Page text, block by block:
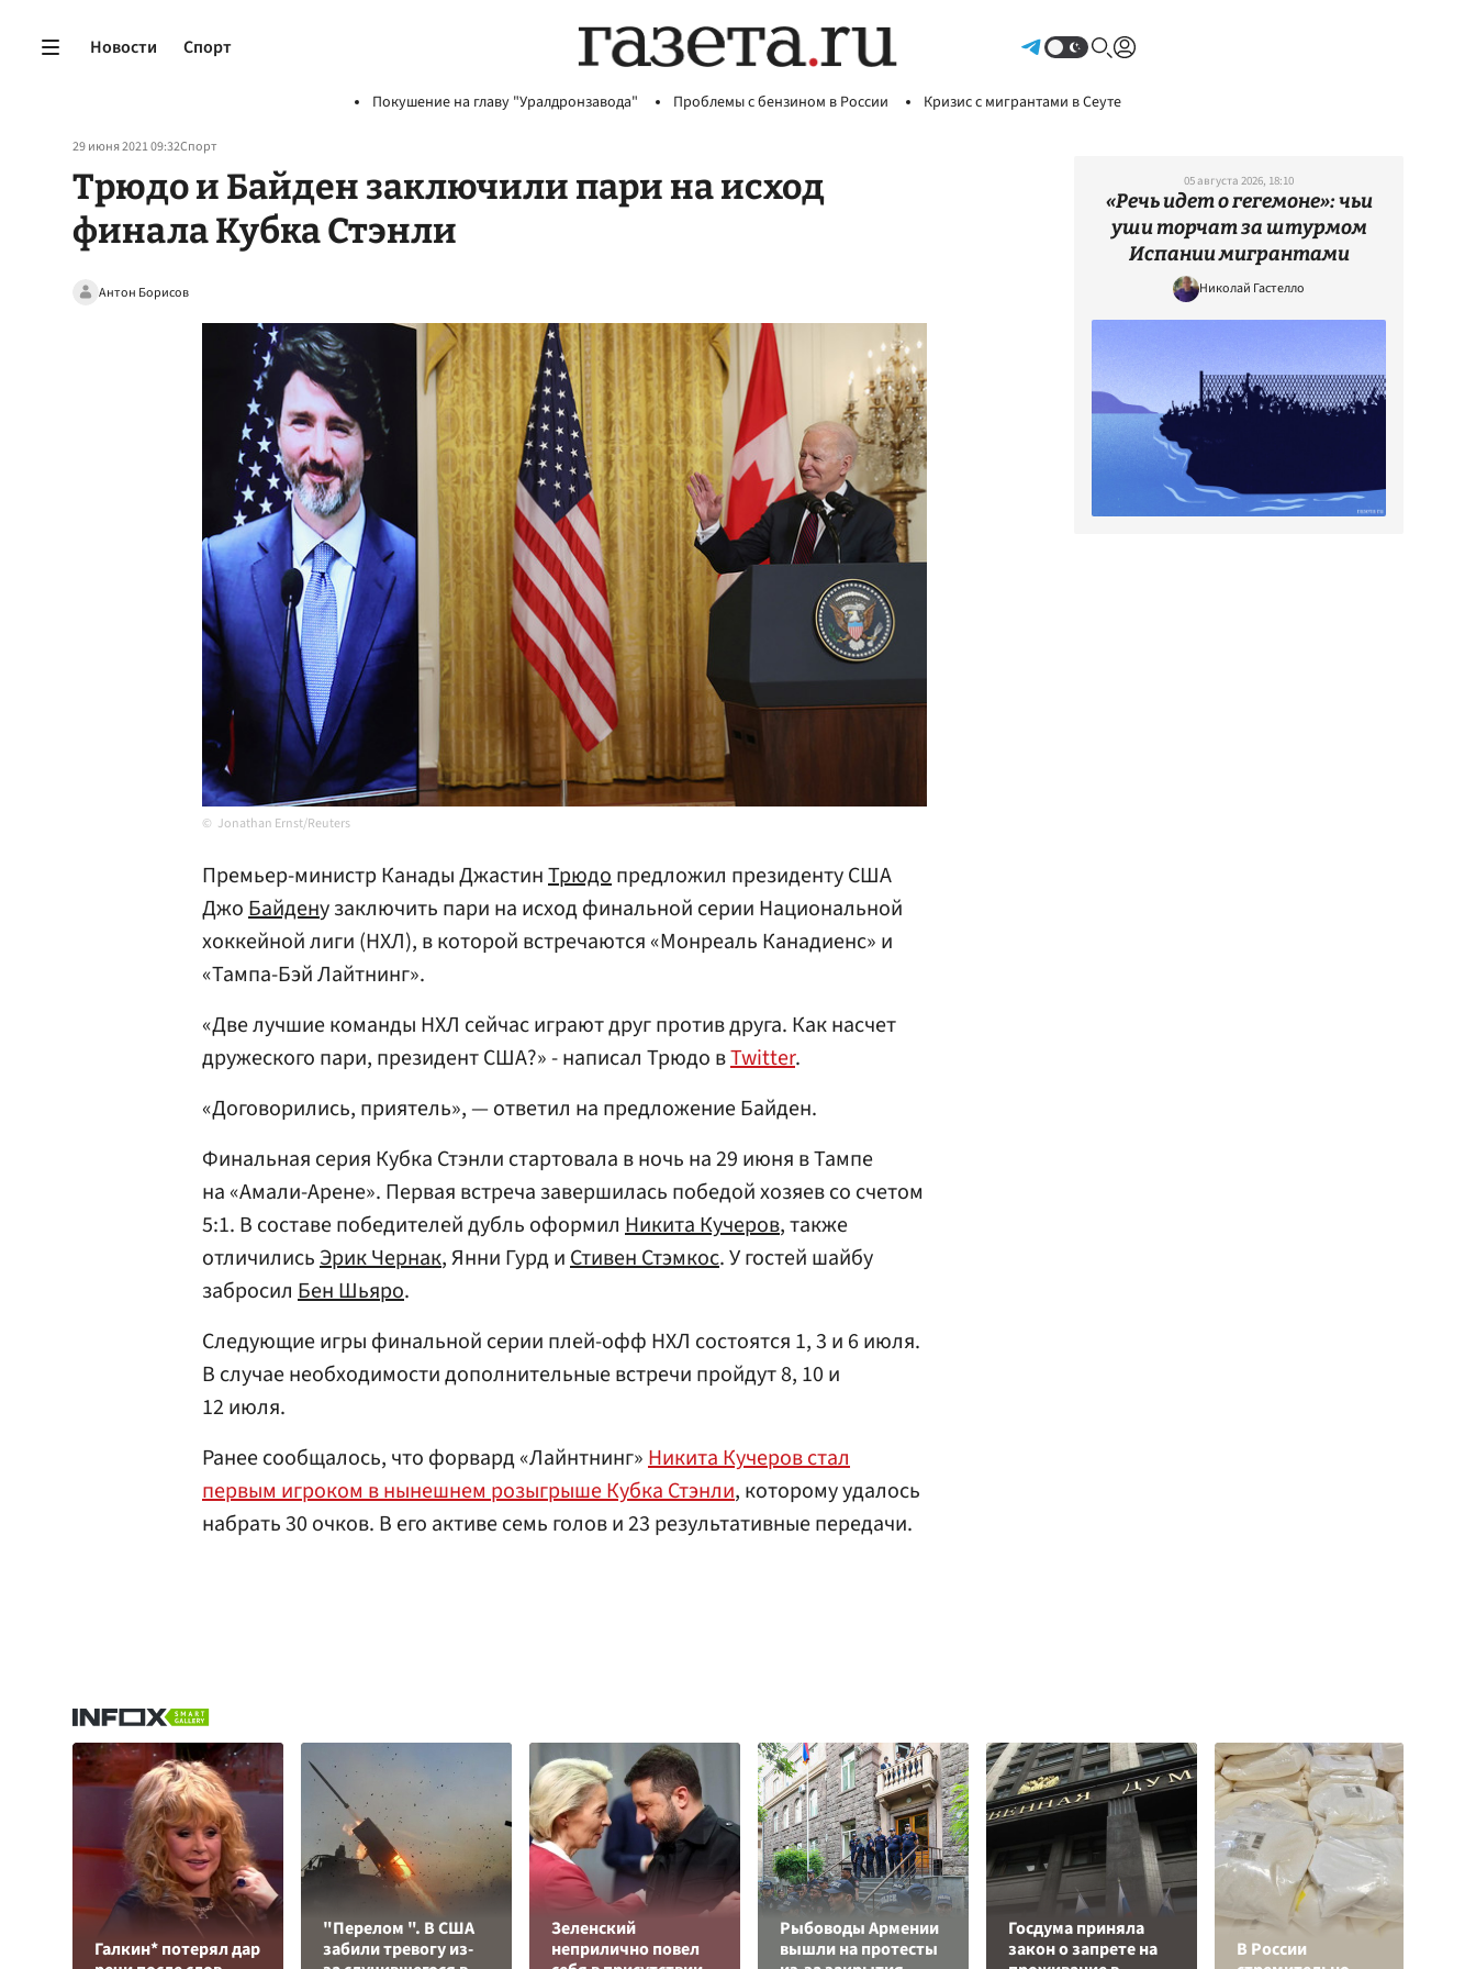
Новости Спорт
Покушение на главу "Уралдронзавода" Проблемы с бензином в России Кризис с мигрантами в Сеуте
29 июня 2021 09:32Спорт
Трюдо и Байден заключили пари на исход
финала Кубка Стэнли
Антон Борисов
Jonathan Ernst/Reuters
Премьер-министр Канады ДжастинТрюдопредложил президенту США
ДжоБайдену заключить пари на исход финальной серии Национальной
хоккейной лиги (НХЛ), в которой встречаются «Монреаль Канадиенс» и
«Тампа-Бэй Лайтнинг».
«Две лучшие команды НХЛ сейчас играют друг против друга. Как насчет
дружеского пари, президент США?» - написал Трюдо вTwitter.
«Договорились, приятель», — ответил на предложение Байден.
Финальная серия Кубка Стэнли стартовала в ночь на 29 июня в Тампе
на «Амали-Арене». Первая встреча завершилась победой хозяев со счетом
5:1. В составе победителей дубль оформил Никита Кучеров, также
отличилисьЭрик Чернак, Янни Гурд иСтивен Стэмкос. У гостей шайбу
забросил Бен Шьяро.
Следующие игры финальной серии плей-офф НХЛ состоятся 1, 3 и 6 июля.
В случае необходимости дополнительные встречи пройдут 8, 10 и
12 июля.
Ранее сообщалось, что форвард «Лайнтнинг»Никита Кучеров стал
первым игроком в нынешнем розыгрыше Кубка Стэнли, которому удалось
набрать 30 очков. В его активе семь голов и 23 результативные передачи.
05 августа 2026, 18:10
«Речь идет о гегемоне»: чьи
уши торчат за штурмом
Испании мигрантами
Николай Гастелло
Галкин* потерял дар
"Перелом ". В США
забили тревогу из-
Зеленский
неприлично повел
Рыбоводы Армении
вышли на протесты
Госдума приняла
закон о запрете на
В России